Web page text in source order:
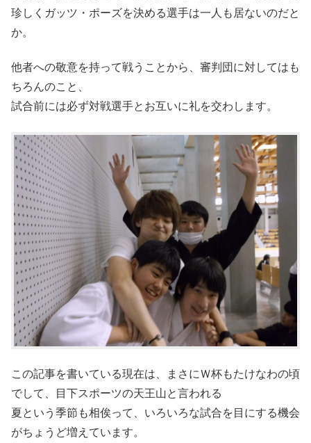
珍しくガッツ・ポーズを決める選手は一人も居ないのだと
か。
他者への敬意を持って戦うことから、審判団に対してはも
ちろんのこと、
試合前には必ず対戦選手とお互いに礼を交わします。
この記事を書いている現在は、まさにＷ杯もたけなわの頃
でして、目下スポーツの天王山と言われる
夏という季節も相俟って、いろいろな試合を目にする機会
がちょうど増えています。